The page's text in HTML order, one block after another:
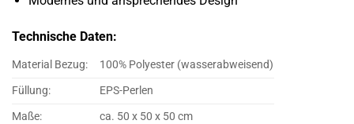
Technische Daten:
Material Bezug:
100% Polyester (wasserabweisend)
Füllung:
EPS-Perlen
Maße:
ca. 50 x 50 x 50 cm